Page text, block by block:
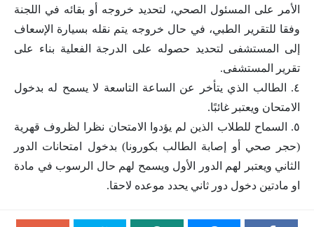
الأمر على المسئول الصحي، لتحديد خروجه أو بقائه في اللجنة
وفقا للتقرير الطبي، في حال خروجه يتم نقله بسيارة الإسعاف
إلى المستشفى لتحديد حصوله على الدرجة الفعلية بناء على
تقرير المستشفى.
٤. الطالب الذي يتأخر عن الساعة التاسعة لا يسمح له بدخول
الامتحان ويعتبر غائبًا.
٥. السماح للطلاب الذين لم يؤدوا الامتحان نظرا لظروف قهرية
(حجر صحي أو إصابة الطالب بكورونا) بدخول امتحانات الدور
الثاني ويعتبر لهم الدور الأول ويسمح لهم حال الرسوب في مادة
او مادتين دخول دور ثاني يحدد موعده لاحقا.